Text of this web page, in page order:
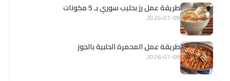
طريقة عمل رز بحليب سوري بـ 5 مكونات
2026-07-08
طريقة عمل المحمرة الحلبية بالجوز
2026-07-08